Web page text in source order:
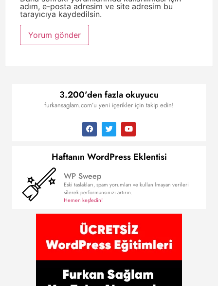
adım, e-posta adresim ve site adresim bu
tarayıcıya kaydedilsin.
3.200'den fazla okuyucu
furkansaglam.com’u yeni içerikler için takip edin!
Haftanın WordPress Eklentisi
WP Sweep
Eski taslakları, spam yorumları ve kullanılmayan verileri
silerek performansınızı artırın.
Hemen keşfedin!